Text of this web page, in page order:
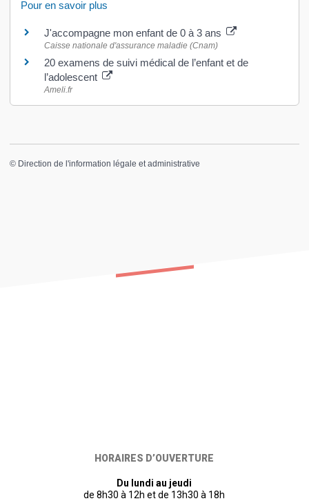
Pour en savoir plus
J'accompagne mon enfant de 0 à 3 ans
Caisse nationale d'assurance maladie (Cnam)
20 examens de suivi médical de l’enfant et de
l’adolescent
Ameli.fr
© Direction de l'information légale et administrative
HORAIRES D’OUVERTURE
Du lundi au jeudi
de 8h30 à 12h et de 13h30 à 18h